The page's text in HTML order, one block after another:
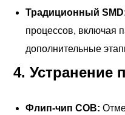
Традиционный
процессов, включая
дополнительные
4.Устранение
Флип-чип COB: